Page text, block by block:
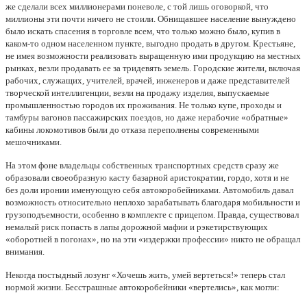
же сделали всех миллионерами поневоле, с той лишь оговоркой, что
миллионы эти почти ничего не стоили. Обнищавшее население вынуждено
было искать спасения в торговле всем, что только можно было, купив в
каком-то одном населенном пункте, выгодно продать в другом. Крестьяне,
не имея возможности реализовать выращенную ими продукцию на местных
рынках, везли продавать ее за тридевять земель. Городские жители, включая
рабочих, служащих, учителей, врачей, инженеров и даже представителей
творческой интеллигенции, везли на продажу изделия, выпускаемые
промышленностью городов их проживания. Не только купе, проходы и
тамбуры вагонов пассажирских поездов, но даже нерабочие «обратные»
кабины локомотивов были до отказа переполнены современными
мешочниками.
На этом фоне владельцы собственных транспортных средств сразу же
образовали своеобразную касту базарной аристократии, гордо, хотя и не
без доли иронии именующую себя автокоробейниками. Автомобиль давал
возможность относительно неплохо зарабатывать благодаря мобильности и
грузоподъемности, особенно в комплекте с прицепом. Правда, существовал
немалый риск попасть в лапы дорожной мафии и рэкетирствующих
«оборотней в погонах», но на эти «издержки профессии» никто не обращал
внимания.
Некогда постыдный лозунг «Хочешь жить, умей вертеться!» теперь стал
нормой жизни. Бесстрашные автокоробейники «вертелись», как могли: